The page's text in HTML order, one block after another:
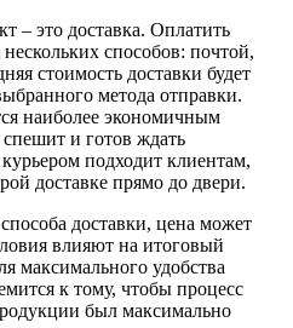
– это доставка. Оплатить
способов: почтой,
стоимость доставки будет
метода отправки.
наиболее экономичным
и готов ждать
подходит клиентам,
доставке прямо до двери.
доставки, цена может
влияют на итоговый
максимального удобства
к тому, чтобы процесс
был максимально